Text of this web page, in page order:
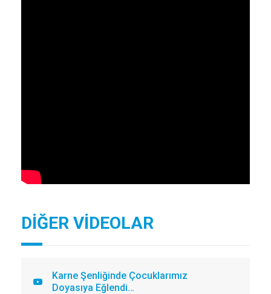
DİĞER VİDEOLAR
Karne Şenliğinde Çocuklarımız
Doyasıya Eğlendi…